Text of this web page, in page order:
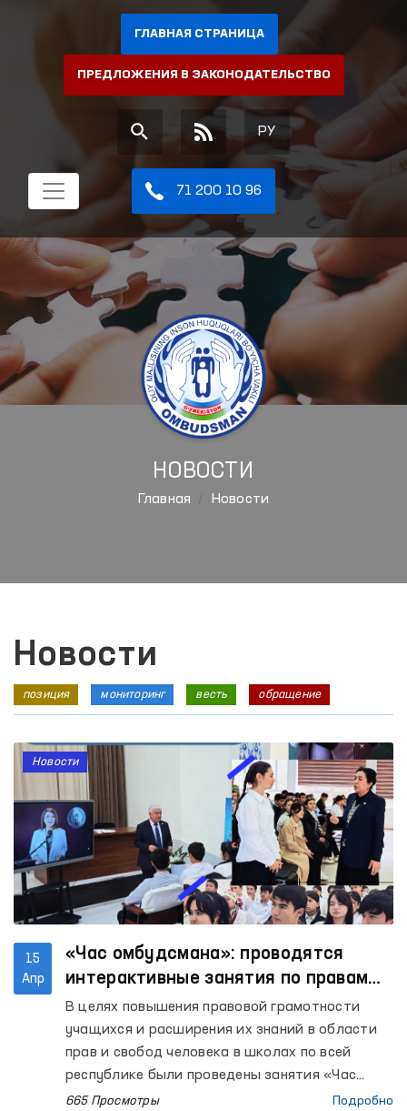
ГЛАВНАЯ СТРАНИЦА
ПРЕДЛОЖЕНИЯ В ЗАКОНОДАТЕЛЬСТВО
РУ
71 200 10 96
НОВОСТИ
Главная Новости
Новости
позиция мониторинг весть обращение
15
Апр
«Час омбудсмана»: проводятся
интерактивные занятия по правам
человека
В целях повышения правовой грамотности
учащихся и расширения их знаний в области
прав и свобод человека в школах по всей
республике были проведены занятия «Час
омбудсмана». В очередных уроках, прошедших
665 Просмотры Подробно
Новости